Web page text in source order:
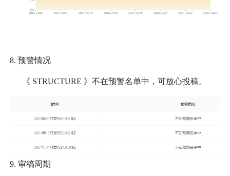
8.预警情况
《 STRUCTURE 》不在预警名单中，可放心投稿。
9.审稿周期